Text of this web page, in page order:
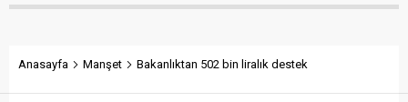
“Üreticinin alın terini yabancı
attıklarını belirterek iş
taraftarları kulübe destek
Anasayfa Manşet Bakanlıktan 502 bin liralık destek